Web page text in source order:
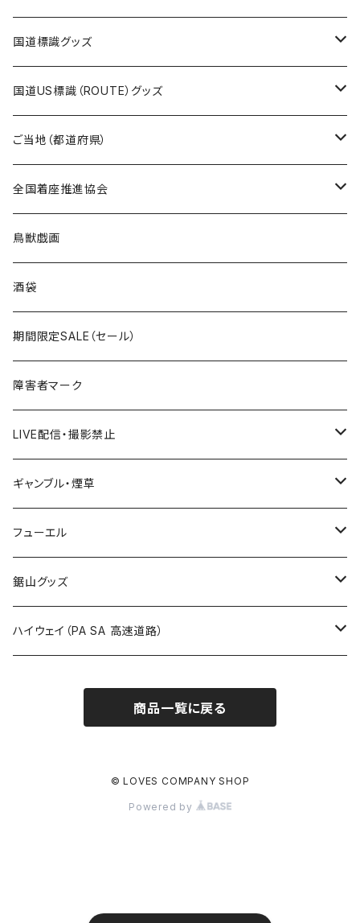
エコバッグ
モーテルキーホルダー
トートバッグ
エコバッグ
千葉ロッテマリーンズコラボ
モーテルキーホルダー
ホテルキーホルダー
トートバッグ
ホテルキーホルダー
ステッカー
ステッカー
ホテルキーホルダー
国道標識グッズ
ステッカー
国道0～99号線
国道100～199号線
国道600～699号線
国道700～799号線
Tシャツ
キャップ
国道US標識（ROUTE）グッズ
ステッカー
ROUTE 0～99号線
ROUTE100～199号線
ROUTE600～699号線
ROUTE700～799号線
Tシャツ
ROUTE 0～99号線
ROUTE 100～199号線
ROUTE 600～699号線
ROUTE 700～799号線
キャップ
ROUTE 0～99号線
ROUTE 100～199号線
ROUTE 600～699号線
ROUTE 700～799号線
ご当地（都道府県）
北海道
青森県
岩手県
宮城県
秋田県
Tシャツ
ステッカー
山形県
福島県
茨城県
栃木県
群馬県
ホテルキーホルダー
全国着座推進協会
ステッカー
鳥獣戯画
酒袋
期間限定SALE（セール）
障害者マーク
LIVE配信・撮影禁止
LIVE配信禁止
撮影禁止
ギャンブル・煙草
ホテルキーホルダー
たばこ・禁煙ステッカー
フューエル
ステッカー
鋸山グッズ
Tシャツ
ハイウェイ（PA SA 高速道路）
商品一覧に戻る
© LOVES COMPANY SHOP
Powered by